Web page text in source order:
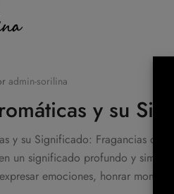
admin-sorilina
y su
y su Significado: Fragancias
un significado profundo y
emociones, honrar